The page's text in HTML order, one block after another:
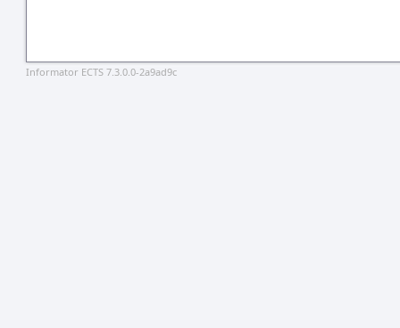
Informator ECTS 7.3.0.0-2a9ad9c